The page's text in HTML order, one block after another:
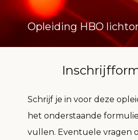
Opleiding HBO
Schrijf je in voor deze
het onderstaande
vullen. Eventuele vragen